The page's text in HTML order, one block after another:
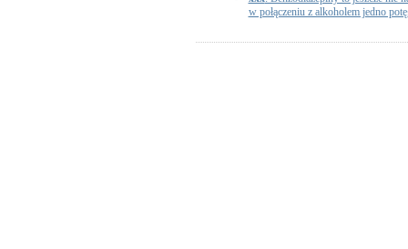
w połączeniu z alkoholem jedno